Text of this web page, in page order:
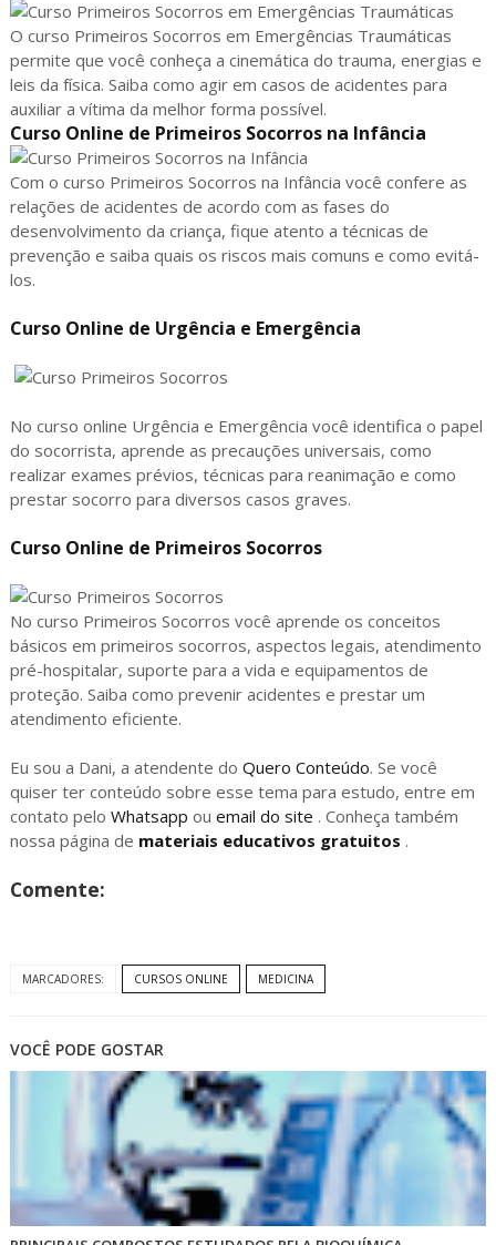
O curso Primeiros Socorros em Emergências Traumáticas
permite que você conheça a cinemática do trauma, energias e
leis da física. Saiba como agir em casos de acidentes para
auxiliar a vítima da melhor forma possível.
Curso Online de Primeiros Socorros na Infância
Com o curso Primeiros Socorros na Infância você confere as
relações de acidentes de acordo com as fases do
desenvolvimento da criança, fique atento a técnicas de
prevenção e saiba quais os riscos mais comuns e como evitá-
los.
Curso Online de Urgência e Emergência
No curso online Urgência e Emergência você identifica o papel
do socorrista, aprende as precauções universais, como
realizar exames prévios, técnicas para reanimação e como
prestar socorro para diversos casos graves.
Curso Online de Primeiros Socorros
No curso Primeiros Socorros você aprende os conceitos
básicos em primeiros socorros, aspectos legais, atendimento
pré-hospitalar, suporte para a vida e equipamentos de
proteção. Saiba como prevenir acidentes e prestar um
atendimento eficiente.
Eu sou a Dani, a atendente do Quero Conteúdo. Se você
quiser ter conteúdo sobre esse tema para estudo, entre em
contato pelo Whatsapp ou email do site . Conheça também
nossa página de materiais educativos gratuitos .
Comente:
MARCADORES: CURSOS ONLINE MEDICINA
VOCÊ PODE GOSTAR